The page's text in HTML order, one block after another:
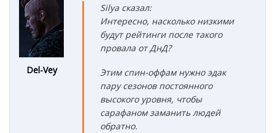
Del-Vey
Silya сказал:
Интересно, насколько низкими
будут рейтинги после такого
провала от ДнД?
Этим спин-оффам нужно эдак
пару сезонов постоянного
высокого уровня, чтобы
сарафаном заманить людей
обратно.